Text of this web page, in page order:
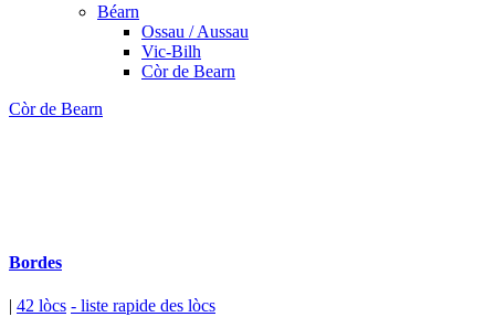
Béarn
Ossau / Aussau
Vic-Bilh
Còr de Bearn
Còr de Bearn
Bordes
| 42 lòcs - liste rapide des lòcs